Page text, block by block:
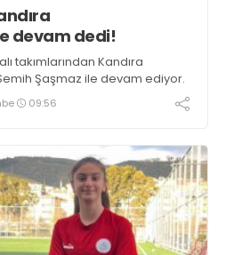
devam dedi!
takımlarından Kandıra
Şaşmaz ile devam ediyor.
09:56